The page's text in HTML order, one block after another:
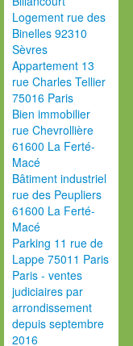
Logement rue des
Binelles 92310
Sèvres
Appartement 13
rue Charles Tellier
75016 Paris
Bien immobilier
rue Chevrollière
61600 La Ferté-
Macé
Bâtiment industriel
rue des Peupliers
61600 La Ferté-
Macé
Parking 11 rue de
Lappe 75011 Paris
Paris - ventes
judiciaires par
arrondissement
depuis septembre
2016